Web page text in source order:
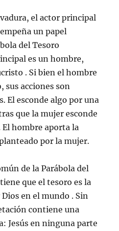
el actor principal
un papel
del Tesoro
es un hombre,
. Si bien el hombre
sus acciones son
El esconde algo por una
que la mujer esconde
hombre aporta la
por la mujer.
de la Parábola del
que el tesoro es la
en el mundo . Sin
contiene una
Jesús en ninguna parte